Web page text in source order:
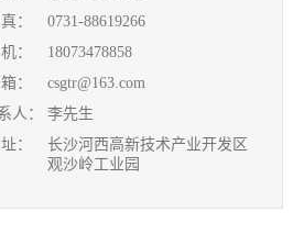
：
0731-88619266
：
18073478858
：
csgtr@163.com
人：
李先生
：
长沙河西高新技术产业开发区
观沙岭工业园